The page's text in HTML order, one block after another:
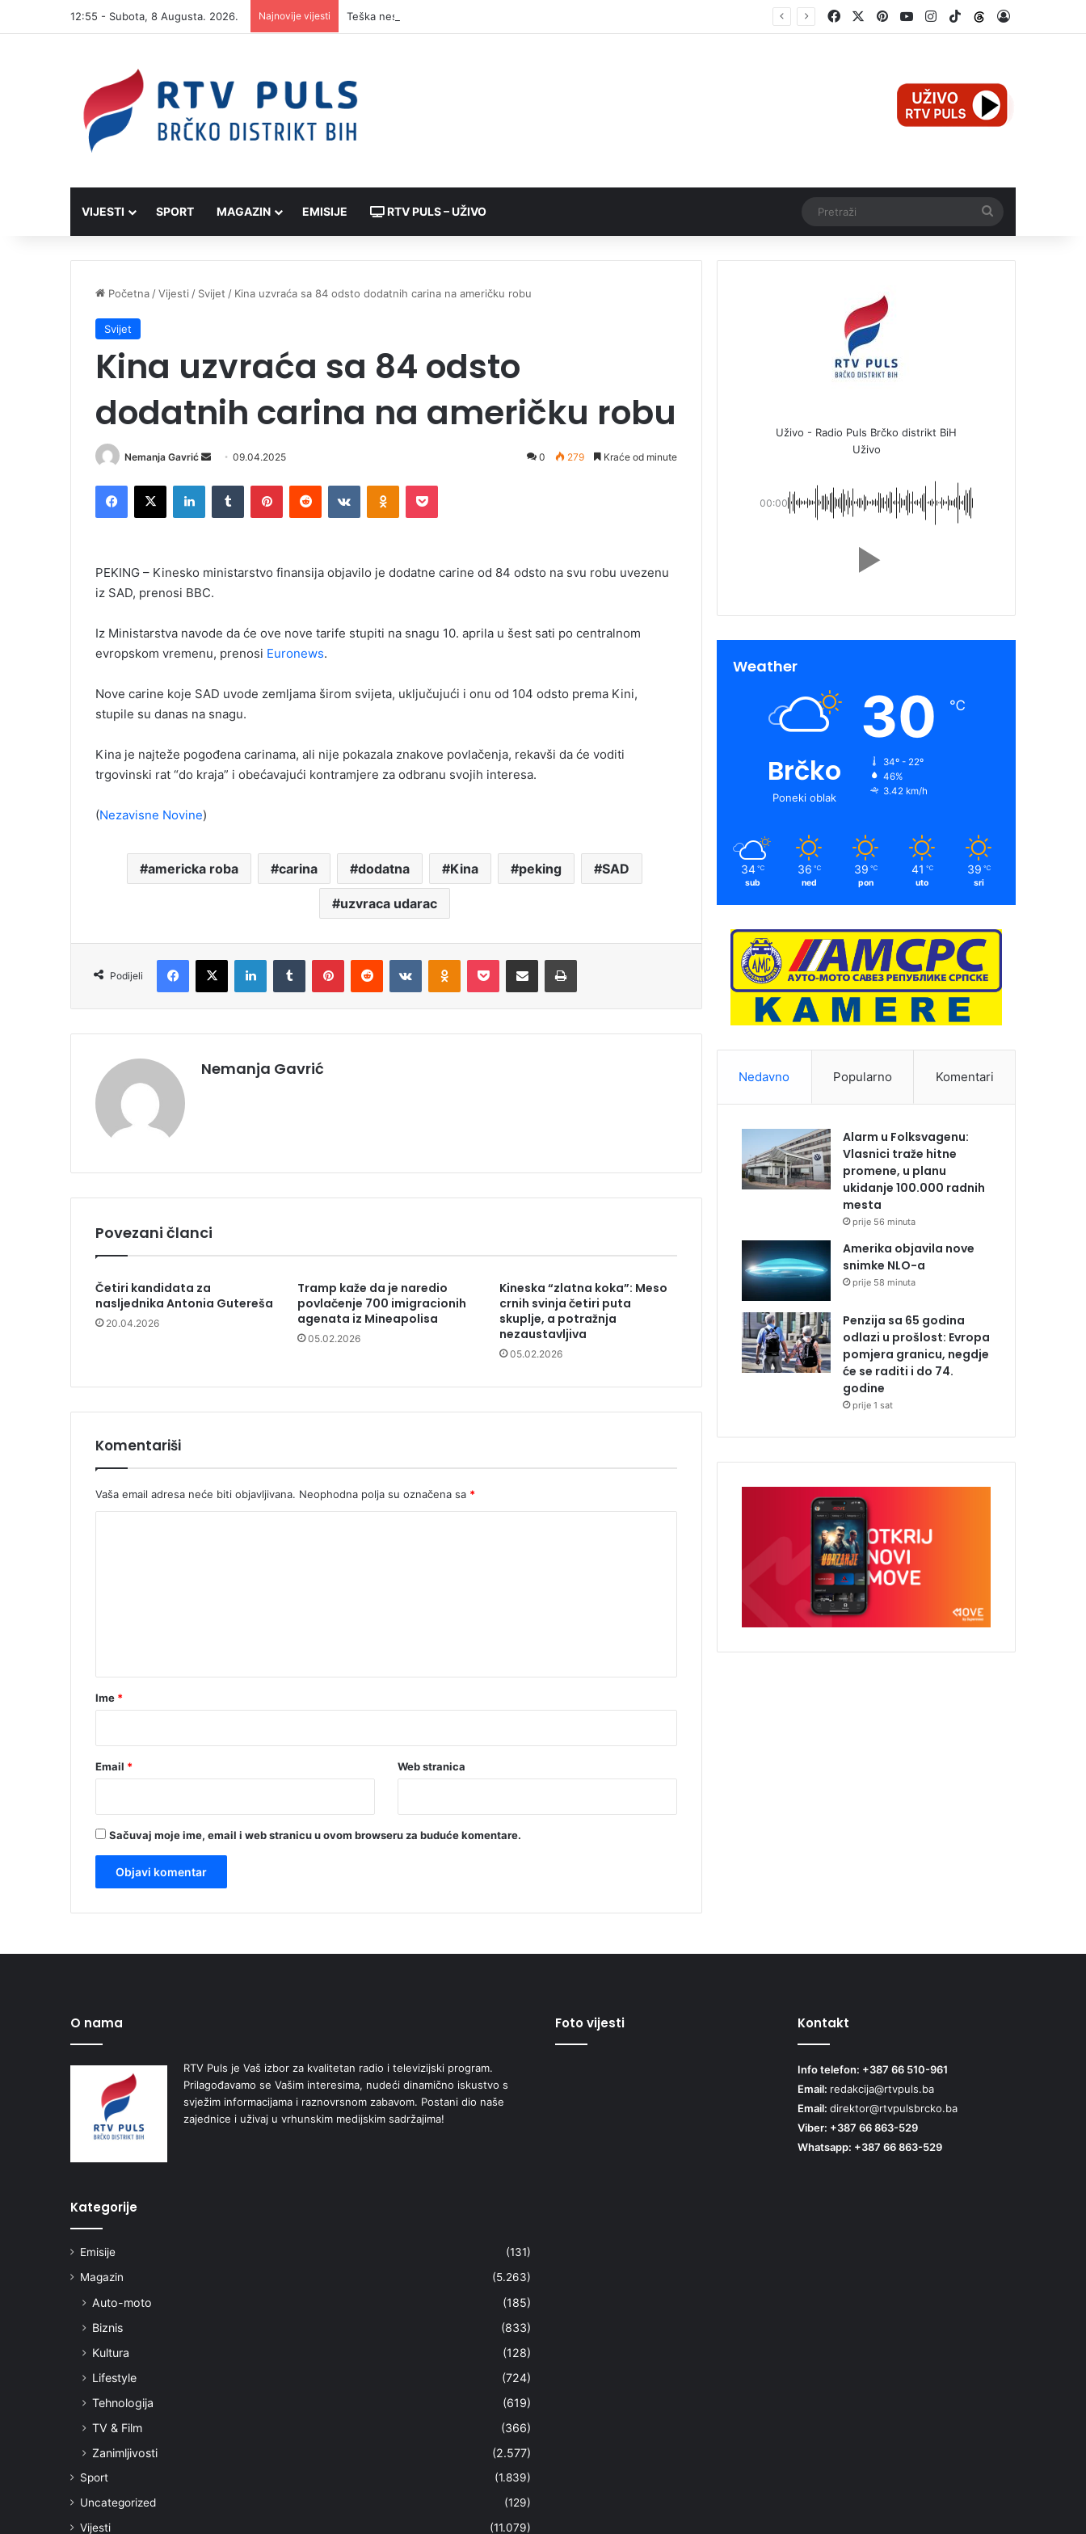
12:55 - Subota, 8 Augusta. 2026. Najnovije vijesti FacebookPinterestYouTubeInstagram
TikTokThreads
VIJESTI SPORT MAGAZIN EMISIJE RTV PULS – UŽIVO
Početna /Vijesti / Svijet / Kina uzvraća sa 84 odsto dodatnih carina na američku robu
Svijet
Kina uzvraća sa 84 odsto
dodatnih carina na američku robu
Nemanja Gavrić
d
e
m
i
l
09.04.2025 0 279 Kraće od minute
PEKING – Kinesko ministarstvo finansija objavilo je dodatne carine od 84 odsto na svu robu uvezenu
iz SAD, prenosi BBC.
Iz Ministarstva navode da će ove nove tarife stupiti na snagu 10. aprila u šest sati po centralnom
evropskom vremenu, prenosi Euronews.
Nove carine koje SAD uvode zemljama širom svijeta, uključujući i onu od 104 odsto prema Kini,
stupile su danas na snagu.
Kina je najteže pogođena carinama, ali nije pokazala znakove povlačenja, rekavši da će voditi
trgovinski rat “do kraja” i obećavajući kontramjere za odbranu svojih interesa.
(Nezavisne Novine)
americka roba carina dodatna Kina peking SAD
uzvraca udarac
Podijeli
Nemanja Gavrić
Povezani članci
Četiri kandidata za
nasljednika Antonia Gutereša
20.04.2026
Tramp kaže da je naredio
povlačenje 700 imigracionih
agenata iz Mineapolisa
05.02.2026
Kineska “zlatna koka”: Meso
crnih svinja četiri puta
skuplje, a potražnja
nezaustavljiva
05.02.2026
Komentariši
Vaša email adresa neće biti objavljivana. Neophodna polja su označena sa *
r
Ime *
Email * Web stranica
Sačuvaj moje ime, email i web stranicu u ovom browseru za buduće komentare.
Uživo - Radio Puls Brčko distrikt BiH
Uživo
00:00
Weather
Brčko
Poneki oblak
30 ℃
34º - 22º
46%
3.42 km/h
34 ℃
sub
36 ℃
ned
39 ℃
pon
41 ℃
uto
39 ℃
sri
Nedavno Popularno Komentari
Alarm u Folksvagenu:
Vlasnici traže hitne
promene, u planu
ukidanje 100.000 radnih
mesta
prije 56 minuta
Amerika objavila nove
snimke NLO-a
prije 58 minuta
Penzija sa 65 godina
odlazi u prošlost: Evropa
pomjera granicu, negdje
će se raditi i do 74.
godine
prije 1 sat
O nama
RTV Puls je Vaš izbor za kvalitetan radio i televizijski program.
Prilagođavamo se Vašim interesima, nudeći dinamično iskustvo s
svježim informacijama i raznovrsnom zabavom. Postani dio naše
zajednice i uživaj u vrhunskim medijskim sadržajima!
Kategorije
Emisije
(131)
Magazin
(5.263)
Auto-moto
(185)
Biznis
(833)
Kultura
(128)
Lifestyle
(724)
Tehnologija
(619)
TV & Film
(366)
Zanimljivosti
(2.577)
Sport
(1.839)
Uncategorized
(129)
Vijesti
(11.079)
Foto vijesti Kontakt
Info telefon: +387 66 510-961
Email: redakcija@rtvpuls.ba
Email: direktor@rtvpulsbrcko.ba
Viber: +387 66 863-529
Whatsapp: +387 66 863-529